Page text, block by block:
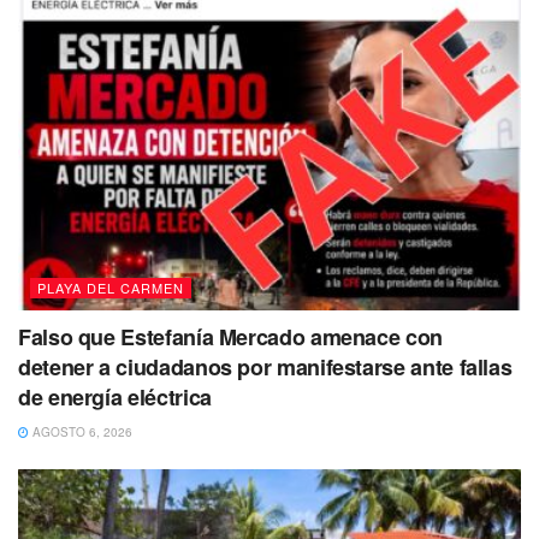
Sin embargo, ese mismo mes,
Omar Sánchez Cutis
también tramitó una constancia de residencia en el
Ayuntamiento de Benito Juárez, en la que se indica que
este ciudadano reside en Cancún desde 2008, en una
casa en el fraccionamiento Galaxias del Sol.
PLAYA DEL CARMEN
Falso que Estefanía Mercado amenace con
detener a ciudadanos por manifestarse ante fallas
de energía eléctrica
AGOSTO 6, 2026